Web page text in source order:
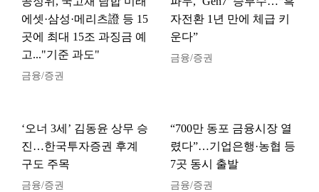
에셋·삼성·메리츠證 등 15
곳에 최대 15조 과징금 예
고..."기준 과도"
금융/증권
자전환 1년 만에 체급 키
운다”
금융/증권
‘오너 3세’ 김동윤 상무 승
진…한국투자증권 후계
구도 주목
금융/증권
“700만 동포 금융시장 열
렸다”…기업은행·농협 등
7곳 동시 출발
금융/증권